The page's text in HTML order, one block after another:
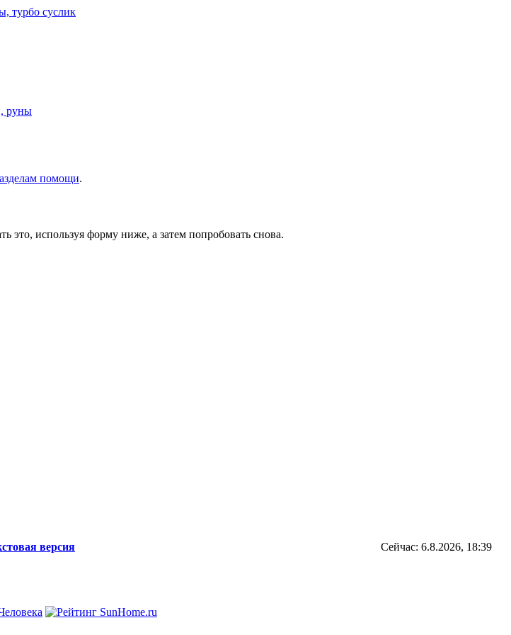
руны
помощи.
это, используя форму ниже, а затем попробовать снова.
версия Сейчас: 6.8.2026, 18:39